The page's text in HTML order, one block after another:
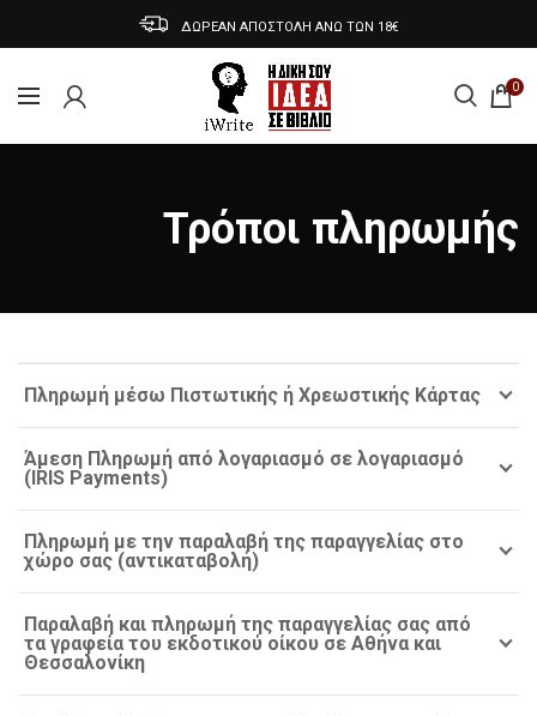
ΔΩΡΕΑΝ ΑΠΟΣΤΟΛΗ ΑΝΩ ΤΩΝ 18€
0
Τρόποι πληρωμής
Πληρωμή μέσω Πιστωτικής ή Χρεωστικής Κάρτας
Άμεση Πληρωμή από λογαριασμό σε λογαριασμό
(IRIS Payments)
Πληρωμή με την παραλαβή της παραγγελίας στο
χώρο σας (αντικαταβολή)
Παραλαβή και πληρωμή της παραγγελίας σας από
τα γραφεία του εκδοτικού οίκου σε Αθήνα και
Θεσσαλονίκη